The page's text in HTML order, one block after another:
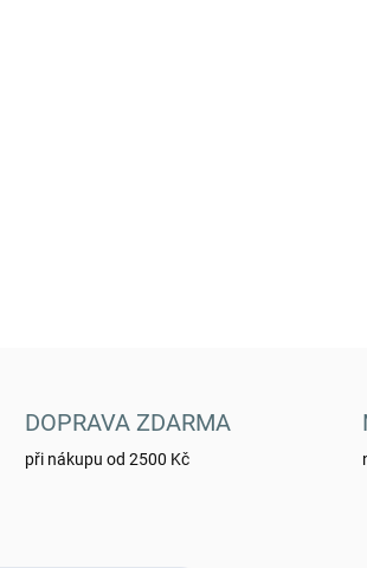
DOPRAVA ZDARMA
při nákupu od 2500 Kč